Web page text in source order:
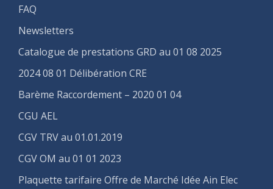
FAQ
Newsletters
Catalogue de prestations GRD au 01 08 2025
2024 08 01 Délibération CRE
Barème Raccordement – 2020 01 04
CGU AEL
CGV TRV au 01.01.2019
CGV OM au 01 01 2023
Plaquette tarifaire Offre de Marché Idée Ain Elec